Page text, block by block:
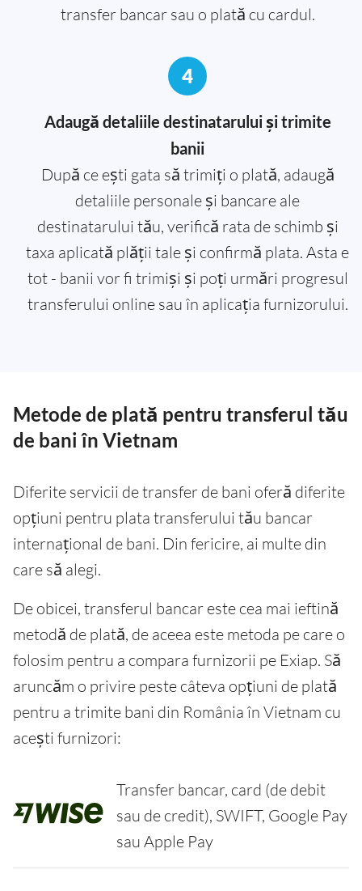
transfer bancar sau o plată cu cardul.
4
Adaugă detaliile destinatarului și trimite
banii
După ce ești gata să trimiți o plată, adaugă
detaliile personale și bancare ale
destinatarului tău, verifică rata de schimb și
taxa aplicată plății tale și confirmă plata. Asta e
tot - banii vor fi trimiși și poți urmări progresul
transferului online sau în aplicația furnizorului.
Metode de plată pentru transferul tău
de bani în Vietnam
Diferite servicii de transfer de bani oferă diferite
opțiuni pentru plata transferului tău bancar
internațional de bani. Din fericire, ai multe din
care să alegi.
De obicei, transferul bancar este cea mai ieftină
metodă de plată, de aceea este metoda pe care o
folosim pentru a compara furnizorii pe Exiap. Să
aruncăm o privire peste câteva opțiuni de plată
pentru a trimite bani din România în Vietnam cu
acești furnizori:
Transfer bancar, card (de debit
sau de credit), SWIFT, Google Pay
sau Apple Pay